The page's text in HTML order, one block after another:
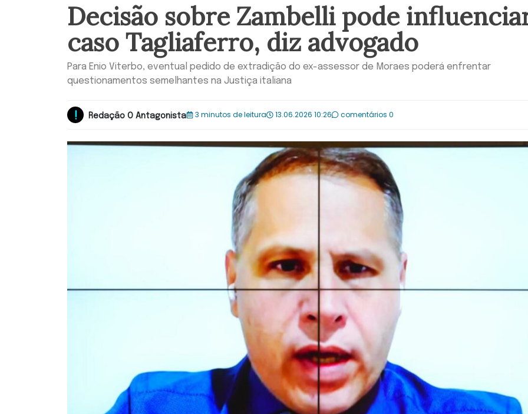
Decisão sobre Zambelli pode
caso Tagliaferro, diz advogado
Para Enio Viterbo, eventual pedido de extradição do ex-assessor de Moraes poderá enfrentar
questionamentos semelhantes na Justiça italiana
Redação O Antagonista 3 minutos de leitura 13.06.2026 10:26 comentários 0